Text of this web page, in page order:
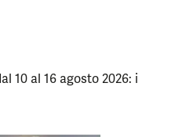
10 al 16 agosto 2026: i